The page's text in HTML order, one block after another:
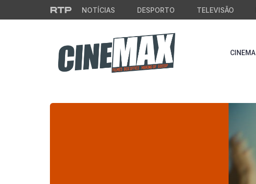
Saltar para o conteúdo principal
NOTÍCIAS DESPORTO TELEVISÃO
CINEMA